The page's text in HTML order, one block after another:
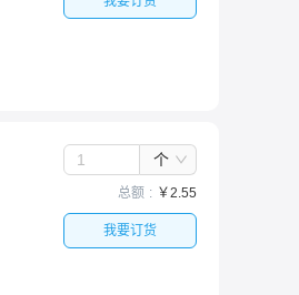
个
总额 ￥2.55
我要订货